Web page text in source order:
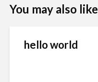
You may also like
hello world